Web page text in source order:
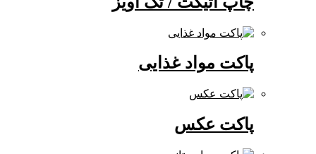
پاکت مواد غذایی
پاکت عکس